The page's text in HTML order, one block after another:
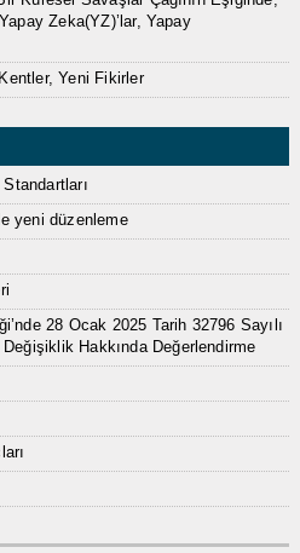
Zeka(YZ)’lar, Yapay
Yeni Fikirler
yeni düzenleme
28 Ocak 2025 Tarih 32796 Sayılı
Hakkında Değerlendirme